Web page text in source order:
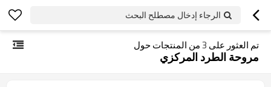
الرجاء إدخال مصطلح البحث
تم العثور على 3من المنتجات حول
مروحة الطرد المركزي